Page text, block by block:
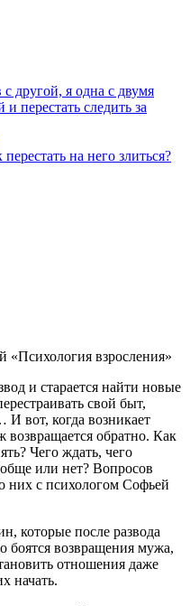
другой, я одна с двумя
перестать следить за
на него злиться?
взросления»
и старается найти новые
свой быт,
И вот, когда возникает
возвращается обратно. Как
Чего ждать, чего
или нет? Вопросов
них с психологом Софьей
которые после развода
боятся возвращения мужа,
отношения даже
начать.